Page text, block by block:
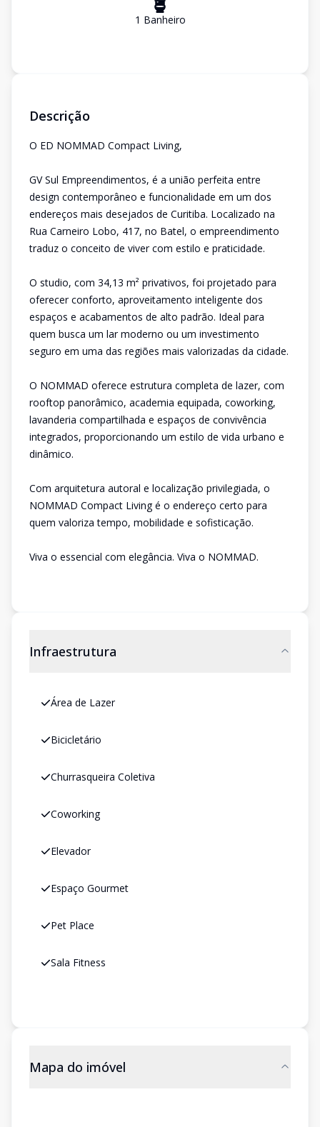
1 Banheiro
Descrição
O ED NOMMAD Compact Living,
GV Sul Empreendimentos, é a união perfeita entre
design contemporâneo e funcionalidade em um dos
endereços mais desejados de Curitiba. Localizado na
Rua Carneiro Lobo, 417, no Batel, o empreendimento
traduz o conceito de viver com estilo e praticidade.
O studio, com 34,13 m² privativos, foi projetado para
oferecer conforto, aproveitamento inteligente dos
espaços e acabamentos de alto padrão. Ideal para
quem busca um lar moderno ou um investimento
seguro em uma das regiões mais valorizadas da cidade.
O NOMMAD oferece estrutura completa de lazer, com
rooftop panorâmico, academia equipada, coworking,
lavanderia compartilhada e espaços de convivência
integrados, proporcionando um estilo de vida urbano e
dinâmico.
Com arquitetura autoral e localização privilegiada, o
NOMMAD Compact Living é o endereço certo para
quem valoriza tempo, mobilidade e sofisticação.
Viva o essencial com elegância. Viva o NOMMAD.
Infraestrutura
Área de Lazer
Bicicletário
Churrasqueira Coletiva
Coworking
Elevador
Espaço Gourmet
Pet Place
Sala Fitness
Mapa do imóvel